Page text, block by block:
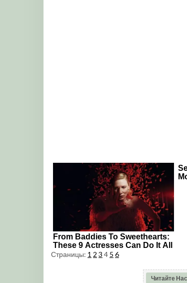
Страницы: 1 2 3 4 5 6
Читайте